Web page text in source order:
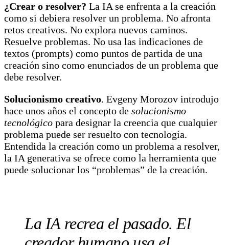
¿Crear o resolver? La IA se enfrenta a la creación
como si debiera resolver un problema. No afronta
retos creativos. No explora nuevos caminos.
Resuelve problemas. No usa las indicaciones de
textos (prompts) como puntos de partida de una
creación sino como enunciados de un problema que
debe resolver.
Solucionismo creativo. Evgeny Morozov introdujo
hace unos años el concepto de solucionismo
tecnológico para designar la creencia que cualquier
problema puede ser resuelto con tecnología.
Entendida la creación como un problema a resolver,
la IA generativa se ofrece como la herramienta que
puede solucionar los “problemas” de la creación.
La IA recrea el pasado. El